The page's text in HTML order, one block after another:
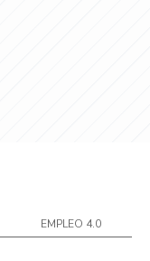
EMPLEO 4.0